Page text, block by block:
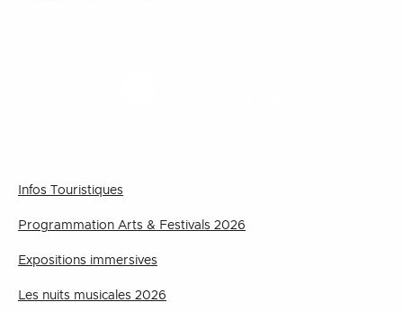
Infos Touristiques
Programmation Arts & Festivals 2026
Expositions immersives
Les nuits musicales 2026